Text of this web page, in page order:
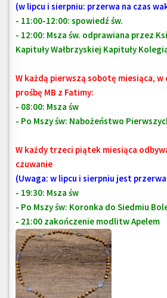
(w lipcu i sierpniu: przerwa na czas
- 11:00-12:00: spowiedź św.
- 12:00: Msza św. odprawiana przez
Kapituły Wałbrzyskiej Kapituły
W każdą pierwszą sobotę miesiąca,
prośbę MB z Fatimy:
- 08:00: Msza św
- Po Mszy św: Nabożeństwo
W każdy trzeci piątek miesiąca
czuwanie
(Uwaga: w lipcu i sierpniu jest
- 19:30: Msza św
- Po Mszy św: Koronka do Siedmiu
- 21:00 zakończenie modlitw Apelem